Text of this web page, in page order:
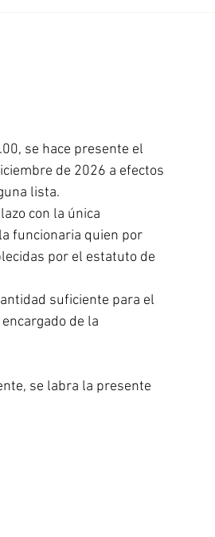
se hace presente el
de 2026 a efectos
lista.
con la única
funcionaria quien por
por el estatuto de
suficiente para el
de la
se labra la presente